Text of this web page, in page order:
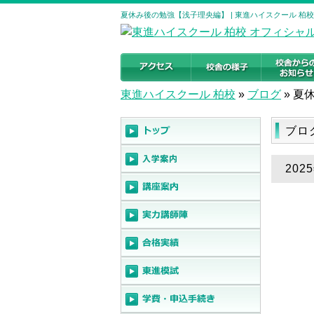
夏休み後の勉強【浅子理央編】 | 東進ハイスクール 柏
東進ハイスクール 柏校 » ブログ » 夏
ブロ